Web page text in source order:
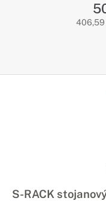
406,59
S-RACK